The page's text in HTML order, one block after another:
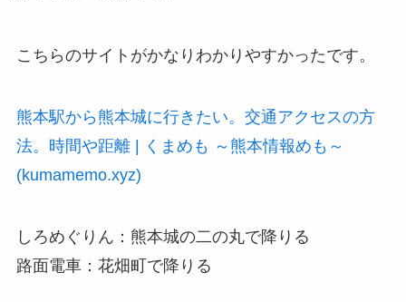
こちらのサイトがかなりわかりやすかったです。
熊本駅から熊本城に行きたい。交通アクセスの方
法。時間や距離 | くまめも ～熊本情報めも～
(kumamemo.xyz)
しろめぐりん：熊本城の二の丸で降りる
路面電車：花畑町で降りる